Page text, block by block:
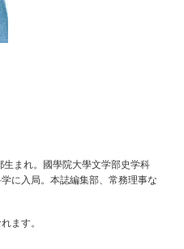
まれ。國學院大學文学部史学科
に入局。本誌編集部、常務理事な
ます。